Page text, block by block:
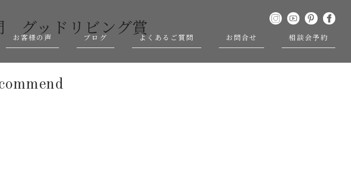
お客様の声 ブログ よくあるご質問 お問合せ 相談会予約
グッドリビング賞